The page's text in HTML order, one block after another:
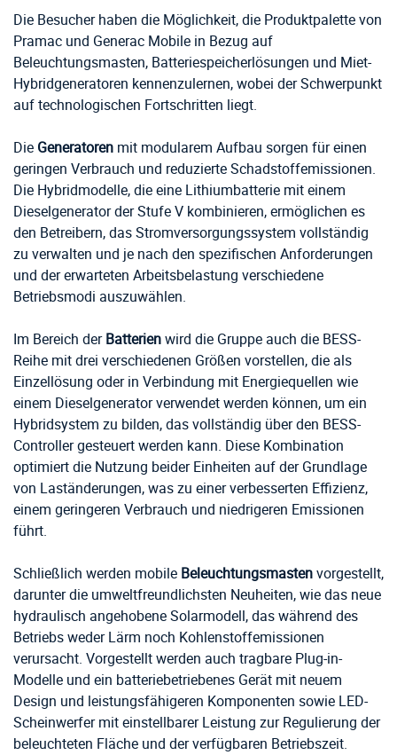
Die Besucher haben die Möglichkeit, die Produktpalette von
Pramac und Generac Mobile in Bezug auf
Beleuchtungsmasten, Batteriespeicherlösungen und Miet-
Hybridgeneratoren kennenzulernen, wobei der Schwerpunkt
auf technologischen Fortschritten liegt.
Die Generatoren mit modularem Aufbau sorgen für einen
geringen Verbrauch und reduzierte Schadstoffemissionen.
Die Hybridmodelle, die eine Lithiumbatterie mit einem
Dieselgenerator der Stufe V kombinieren, ermöglichen es
den Betreibern, das Stromversorgungssystem vollständig
zu verwalten und je nach den spezifischen Anforderungen
und der erwarteten Arbeitsbelastung verschiedene
Betriebsmodi auszuwählen.
Im Bereich derBatterienwird die Gruppe auch die BESS-
Reihe mit drei verschiedenen Größen vorstellen, die als
Einzellösung oder in Verbindung mit Energiequellen wie
einem Dieselgenerator verwendet werden können, um ein
Hybridsystem zu bilden, das vollständig über den BESS-
Controller gesteuert werden kann. Diese Kombination
optimiert die Nutzung beider Einheiten auf der Grundlage
von Laständerungen, was zu einer verbesserten Effizienz,
einem geringeren Verbrauch und niedrigeren Emissionen
führt.
Schließlich werden mobile Beleuchtungsmastenvorgestellt,
darunter die umweltfreundlichsten Neuheiten, wie das neue
hydraulisch angehobene Solarmodell, das während des
Betriebs weder Lärm noch Kohlenstoffemissionen
verursacht. Vorgestellt werden auch tragbare Plug-in-
Modelle und ein batteriebetriebenes Gerät mit neuem
Design und leistungsfähigeren Komponenten sowie LED-
Scheinwerfer mit einstellbarer Leistung zur Regulierung der
beleuchteten Fläche und der verfügbaren Betriebszeit.